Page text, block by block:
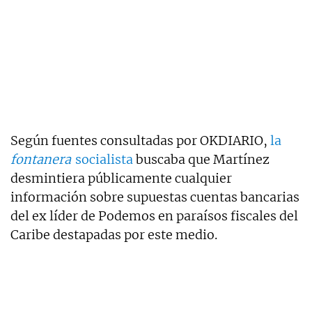
Según fuentes consultadas por OKDIARIO, la
fontanera socialistabuscaba que Martínez
desmintiera públicamente cualquier
información sobre supuestas cuentas bancarias
del ex líder de Podemos en paraísos fiscales del
Caribe destapadas por este medio.